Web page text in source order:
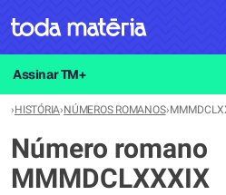
Assinar TM+
›HISTÓRIA›NÚMEROS ROMANOS›
Número romano
MMMDCLXXXIX